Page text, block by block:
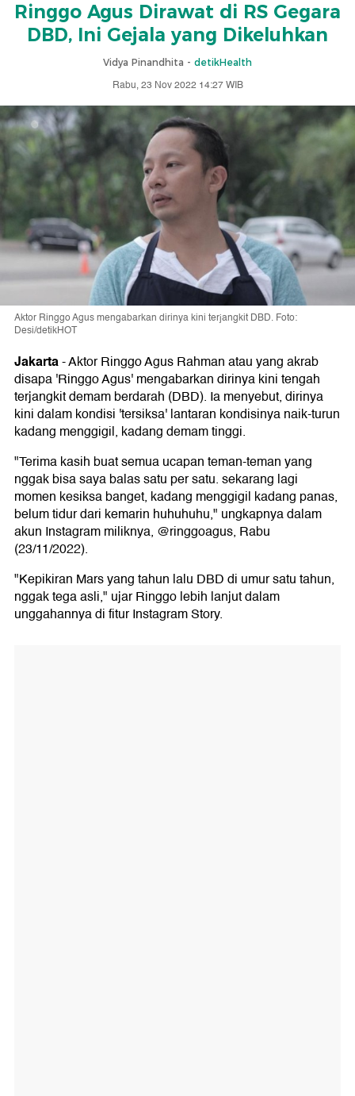
Ringgo Agus Dirawat di RS Gegara
DBD, Ini Gejala yang Dikeluhkan
Vidya Pinandhita - detikHealth
Rabu, 23 Nov 2022 14:27 WIB
Aktor Ringgo Agus mengabarkan dirinya kini terjangkit DBD. Foto:
Desi/detikHOT
Jakarta-Aktor Ringgo Agus Rahman atau yang akrab
disapa 'Ringgo Agus' mengabarkan dirinya kini tengah
terjangkit demam berdarah (DBD). Ia menyebut, dirinya
kini dalam kondisi 'tersiksa' lantaran kondisinya naik-turun
kadang menggigil, kadang demam tinggi.
"Terima kasih buat semua ucapan teman-teman yang
nggak bisa saya balas satu per satu. sekarang lagi
momen kesiksa banget, kadang menggigil kadang panas,
belum tidur dari kemarin huhuhuhu," ungkapnya dalam
akun Instagram miliknya, @ringgoagus, Rabu
(23/11/2022).
"Kepikiran Mars yang tahun lalu DBD di umur satu tahun,
nggak tega asli," ujar Ringgo lebih lanjut dalam
unggahannya di fitur Instagram Story.